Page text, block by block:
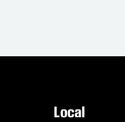
Local